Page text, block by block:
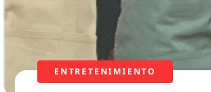
ENTRETENIMIENTO